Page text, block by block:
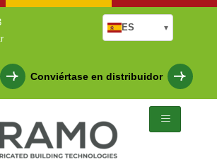
Conviértase en distribuidor
ES ▾